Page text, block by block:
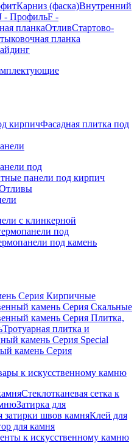
Карниз (фаска)Внутренний
- ПрофильF -
планкаОтливСтартово-
планка
кирпичФасадная плитка под
под
панели под кирпич
с клинкерной
под
под камень
Серия Кирпичные
камень Серия Скальные
камень Серия Плитка,
Тротуарная плитка и
камень Серия Special
камень Серия
к искусственному камню
Стеклотканевая сетка к
Затирка для
затирки швов камняКлей для
для камня
к искусственному камню